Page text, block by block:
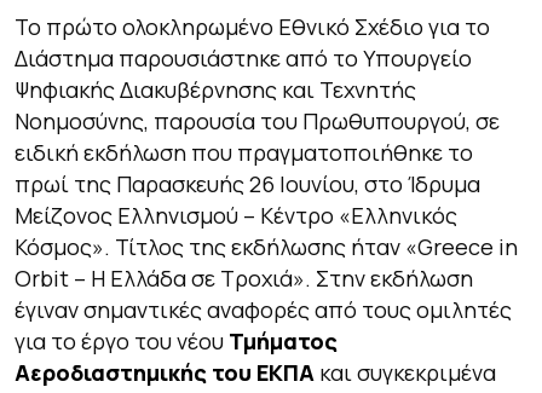
Το πρώτο ολοκληρωμένο Εθνικό Σχέδιο για το
Διάστημα παρουσιάστηκε από το Υπουργείο
Ψηφιακής Διακυβέρνησης και Τεχνητής
Νοημοσύνης, παρουσία του Πρωθυπουργού, σε
ειδική εκδήλωση που πραγματοποιήθηκε το
πρωί της Παρασκευής 26 Ιουνίου, στο Ίδρυμα
Μείζονος Ελληνισμού – Κέντρο «Ελληνικός
Κόσμος». Τίτλος της εκδήλωσης ήταν «Greece in
Orbit – Η Ελλάδα σε Τροχιά». Στην εκδήλωση
έγιναν σημαντικές αναφορές από τους ομιλητές
για το έργο του νέου Τμήματος
Αεροδιαστημικής του ΕΚΠΑ και συγκεκριμένα